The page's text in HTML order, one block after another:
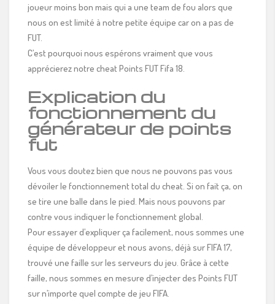
joueur moins bon mais qui a une team de fou alors que
nous on est limité à notre petite équipe car on a pas de
FUT.
C’est pourquoi nous espérons vraiment que vous
apprécierez notre cheat Points FUT Fifa 18.
Explication du
fonctionnement du
générateur de points
fut
Vous vous doutez bien que nous ne pouvons pas vous
dévoiler le fonctionnement total du cheat. Si on fait ça, on
se tire une balle dans le pied. Mais nous pouvons par
contre vous indiquer le fonctionnement global.
Pour essayer d’expliquer ça facilement, nous sommes une
équipe de développeur et nous avons, déjà sur FIFA 17,
trouvé une faille sur les serveurs du jeu. Grâce à cette
faille, nous sommes en mesure d’injecter des Points FUT
sur n’importe quel compte de jeu FIFA.